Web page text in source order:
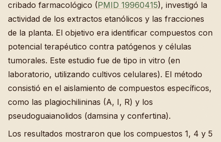
cribado farmacológico (PMID 19960415), investigó la
actividad de los extractos etanólicos y las fracciones
de la planta. El objetivo era identificar compuestos con
potencial terapéutico contra patógenos y células
tumorales. Este estudio fue de tipo in vitro (en
laboratorio, utilizando cultivos celulares). El método
consistió en el aislamiento de compuestos específicos,
como las plagiochilininas (A, I, R) y los
pseudoguaianolidos (damsina y confertina).
Los resultados mostraron que los compuestos 1, 4 y 5